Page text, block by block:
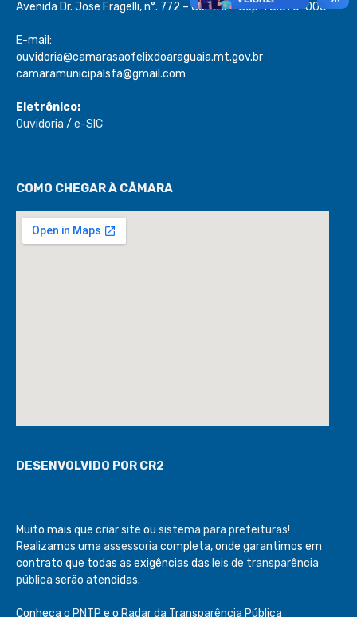
Avenida Dr. Jose Fragelli, n°. 772 – Centro – Cep: 78.670-000
E-mail:
ouvidoria@camarasaofelixdoaraguaia.mt.gov.br
camaramunicipalsfa@gmail.com
Eletrônico:
Ouvidoria / e-SIC
COMO CHEGAR À CÂMARA
DESENVOLVIDO POR CR2
Muito mais que criar site ou sistema para prefeituras!
Realizamos uma assessoria completa, onde garantimos em
contrato que todas as exigências das leis de transparência
pública serão atendidas.
Conheça o PNTP e o Radar da Transparência Pública